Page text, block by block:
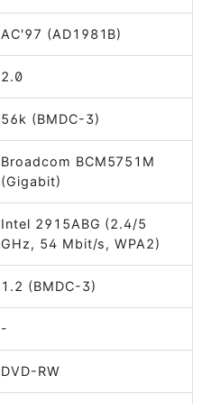
AC'97 (AD1981B)
2.0
56k (BMDC-3)
Broadcom BCM5751M
(Gigabit)
Intel 2915ABG (2.4/5
GHz, 54 Mbit/s, WPA2)
1.2 (BMDC-3)
-
DVD-RW